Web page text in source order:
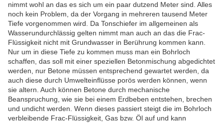
nimmt wohl an das es sich um ein paar dutzend Meter sind. Alles
noch kein Problem, da der Vorgang in mehreren tausend Meter
Tiefe vorgenommen wird. Da Tonschiefer im allgemeinen als
Wasserundurchlässig gelten nimmt man auch an das die Frac-
Flüssigkeit nicht mit Grundwasser in Berührung kommen kann.
Nur um in diese Tiefe zu kommen muss man ein Bohrloch
schaffen, das soll mit einer speziellen Betonmischung abgedichtet
werden, nur Betone müssen entsprechend gewartet werden, da
auch diese durch Umwelteinflüsse porös werden können, wenn
sie altern. Auch können Betone durch mechanische
Beanspruchung, wie sie bei einem Erdbeben entstehen, brechen
und undicht werden. Wenn dieses passiert steigt die im Bohrloch
verbleibende Frac-Flüssigkeit, Gas bzw. Öl auf und kann